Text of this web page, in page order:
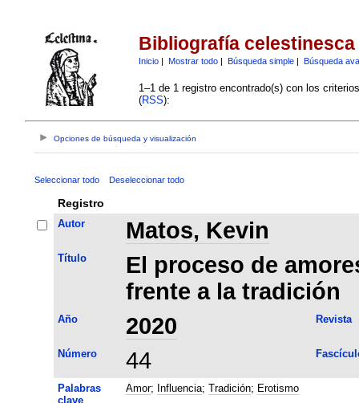
Bibliografía celestinesca
Inicio| Mostrar todo| Búsqueda simple| Búsqueda
1–1 de 1 registro encontrado(s) con los
(RSS):
Opciones de búsqueda y visualización
Seleccionar todo Deseleccionar todo
Registro
Autor Matos, Kevin
Título
El proceso de
frente a la tradición
Año 2020 Revista
Número 44
Palabras
clave
Amor; Influencia; Tradición; Erotismo